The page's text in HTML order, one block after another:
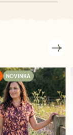
NOVINKA